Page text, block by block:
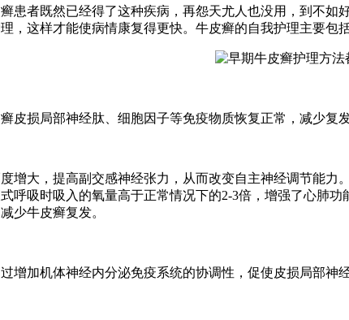
者既然已经得了这种疾病，再怨天尤人也没用，到不如
，这样才能使病情康复得更快。牛皮癣的自我护理主要包
损局部神经肽、细胞因子等免疫物质恢复正常，减少复发
大，提高副交感神经张力，从而改变自主神经调节能力
呼吸时吸入的氧量高于正常情况下的2-3倍，增强了心肺
少牛皮癣复发。
加机体神经内分泌免疫系统的协调性，促使皮损局部神